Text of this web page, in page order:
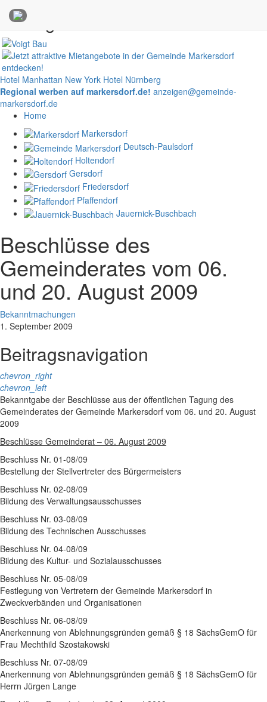
Anzeigen
Hotel Manhattan New York Hotel Nürnberg
Regional werben auf markersdorf.de! anzeigen@gemeinde-
markersdorf.de
Home
Markersdorf
Deutsch-Paulsdorf
Holtendorf
Gersdorf
Friedersdorf
Pfaffendorf
Jauernick-Buschbach
Beschlüsse des
Gemeinderates vom 06.
und 20. August 2009
Bekanntmachungen
1. September 2009
Beitragsnavigation
chevron_right
chevron_left
Bekanntgabe der Beschlüsse aus der öffentlichen Tagung des
Gemeinderates der Gemeinde Markersdorf vom 06. und 20. August
2009
Beschlüsse Gemeinderat – 06. August 2009
Beschluss Nr. 01-08/09
Bestellung der Stellvertreter des Bürgermeisters
Beschluss Nr. 02-08/09
Bildung des Verwaltungsausschusses
Beschluss Nr. 03-08/09
Bildung des Technischen Ausschusses
Beschluss Nr. 04-08/09
Bildung des Kultur- und Sozialausschusses
Beschluss Nr. 05-08/09
Festlegung von Vertretern der Gemeinde Markersdorf in
Zweckverbänden und Organisationen
Beschluss Nr. 06-08/09
Anerkennung von Ablehnungsgründen gemäß § 18 SächsGemO für
Frau Mechthild Szostakowski
Beschluss Nr. 07-08/09
Anerkennung von Ablehnungsgründen gemäß § 18 SächsGemO für
Herrn Jürgen Lange